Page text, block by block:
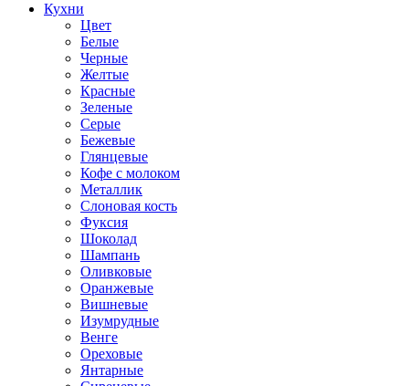
Кухни
Цвет
Белые
Черные
Желтые
Красные
Зеленые
Серые
Бежевые
Глянцевые
Кофе с молоком
Металлик
Слоновая кость
Фуксия
Шоколад
Шампань
Оливковые
Оранжевые
Вишневые
Изумрудные
Венге
Ореховые
Янтарные